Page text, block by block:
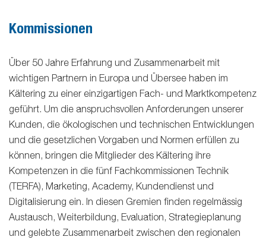
Kommissionen
Über 50 Jahre Erfahrung und Zusammenarbeit mit
wichtigen Partnern in Europa und Übersee haben im
Kältering zu einer einzigartigen Fach- und Marktkompetenz
geführt. Um die anspruchsvollen Anforderungen unserer
Kunden, die ökologischen und technischen Entwicklungen
und die gesetzlichen Vorgaben und Normen erfüllen zu
können, bringen die Mitglieder des Kältering ihre
Kompetenzen in die fünf Fachkommissionen Technik
(TERFA), Marketing, Academy, Kundendienst und
Digitalisierung ein. In diesen Gremien finden regelmässig
Austausch, Weiterbildung, Evaluation, Strategieplanung
und gelebte Zusammenarbeit zwischen den regionalen